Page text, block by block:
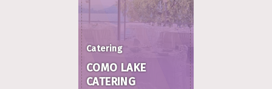
Catering
COMO LAKE
CATERING